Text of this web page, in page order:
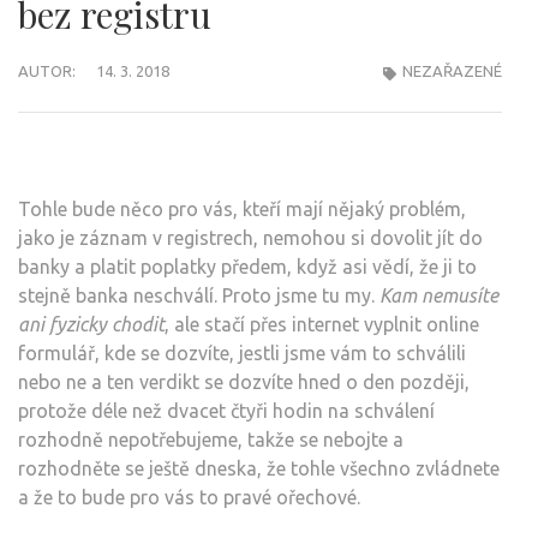
bez registru
AUTOR: 14. 3. 2018 NEZAŘAZENÉ
Tohle bude něco pro vás, kteří mají nějaký problém,
jako je záznam v registrech, nemohou si dovolit jít do
banky a platit poplatky předem, když asi vědí, že ji to
stejně banka neschválí. Proto jsme tu my. Kam nemusíte
ani fyzicky chodit, ale stačí přes internet vyplnit online
formulář, kde se dozvíte, jestli jsme vám to schválili
nebo ne a ten verdikt se dozvíte hned o den později,
protože déle než dvacet čtyři hodin na schválení
rozhodně nepotřebujeme, takže se nebojte a
rozhodněte se ještě dneska, že tohle všechno zvládnete
a že to bude pro vás to pravé ořechové.